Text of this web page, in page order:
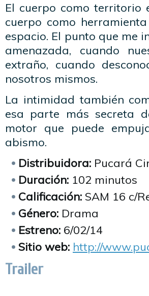
El cuerpo como territorio
cuerpo como
espacio. El punto que me
amenazada, cuando
extraño, cuando
nosotros mismos.
La intimidad también
esa parte más secreta
motor que puede
abismo.
Distribuidora: Pucará
Duración: 102 minutos
Calificación: SAM 16 c/
Género: Drama
Estreno: 6/02/14
Sitio web: http://
Trailer